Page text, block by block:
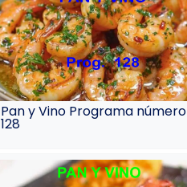
Pan y Vino Programa número
128